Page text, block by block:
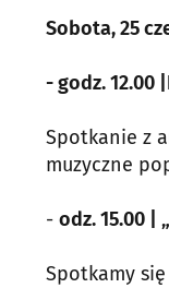
Sobota, 25
- godz. 12.00
Spotkanie z
muzyczne
- odz. 15.00 |
Spotkamy